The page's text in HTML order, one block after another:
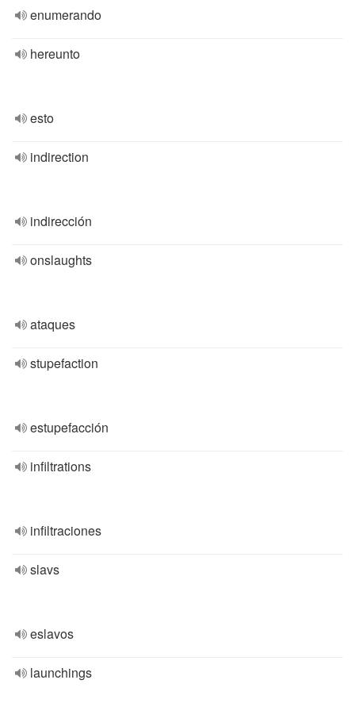
enumerando
hereunto
esto
indirection
indirección
onslaughts
ataques
stupefaction
estupefacción
infiltrations
infiltraciones
slavs
eslavos
launchings